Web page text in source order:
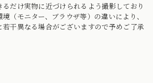
だけ実物に近づけられるよう撮影しており
（モニター、ブラウザ等）の違いにより、
干異なる場合がございますので予めご了承